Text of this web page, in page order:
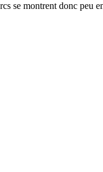
se montrent donc peu